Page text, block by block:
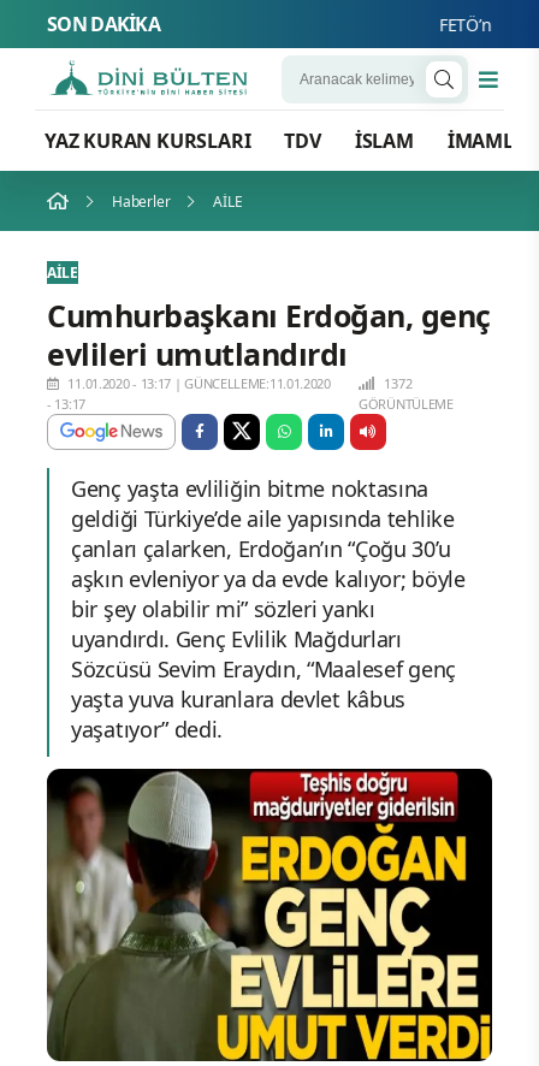
SON DAKİKA FETÖ’nün Üç
YAZ KURAN KURSLARI TDV İSLAM İMAMLAR
Haberler AİLE
AİLE
Cumhurbaşkanı Erdoğan, genç
evlileri umutlandırdı
11.01.2020 - 13:17 |GÜNCELLEME:11.01.2020
- 13:17
1372
GÖRÜNTÜLEME
Genç yaşta evliliğin bitme noktasına
geldiği Türkiye’de aile yapısında tehlike
çanları çalarken, Erdoğan’ın “Çoğu 30’u
aşkın evleniyor ya da evde kalıyor; böyle
bir şey olabilir mi” sözleri yankı
uyandırdı. Genç Evlilik Mağdurları
Sözcüsü Sevim Eraydın, “Maalesef genç
yaşta yuva kuranlara devlet kâbus
yaşatıyor” dedi.